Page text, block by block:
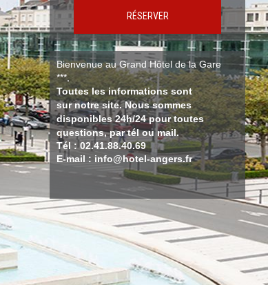
RÉSERVER
Bienvenue au Grand Hôtel de la Gare
***,
Toutes les informations sont
sur notre site. Nous sommes
disponibles 24h/24 pour toutes
questions, par tél ou mail.
Tél : 02.41.88.40.69
E-mail : info@hotel-angers.fr